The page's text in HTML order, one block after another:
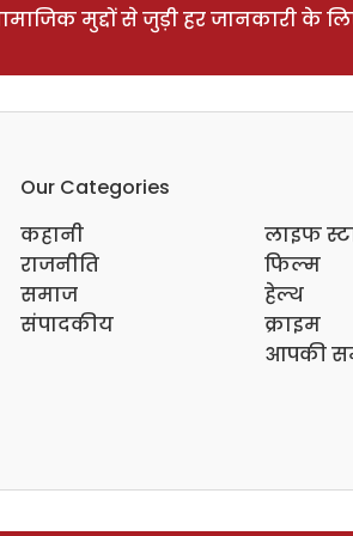
मुद्दों से जुड़ी हर जानकारी के
Our Categories
कहानी
राजनीति
समाज
संपादकीय
लाइफ
फिल्म
हेल्थ
क्राइम
आपकी